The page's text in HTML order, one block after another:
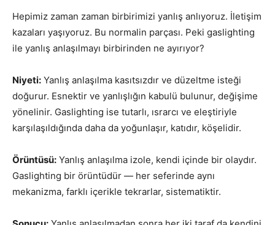
Hepimiz zaman zaman birbirimizi yanlış anlıyoruz. İletişim
kazaları yaşıyoruz. Bu normalin parçası. Peki gaslighting
ile yanlış anlaşılmayı birbirinden ne ayırıyor?
Niyeti: Yanlış anlaşılma kasıtsızdır ve düzeltme isteği
doğurur. Esnektir ve yanlışlığın kabulü bulunur, değişime
yönelinir. Gaslighting ise tutarlı, ısrarcı ve eleştiriyle
karşılaşıldığında daha da yoğunlaşır, katıdır, köşelidir.
Örüntüsü: Yanlış anlaşılma izole, kendi içinde bir olaydır.
Gaslighting bir örüntüdür — her seferinde aynı
mekanizma, farklı içerikle tekrarlar, sistematiktir.